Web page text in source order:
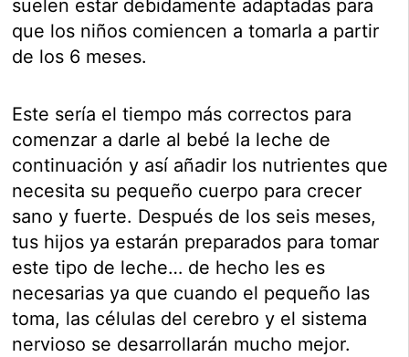
suelen estar debidamente adaptadas para
que los niños comiencen a tomarla a partir
de los 6 meses.
Este sería el tiempo más correctos para
comenzar a darle al bebé la leche de
continuación y así añadir los nutrientes que
necesita su pequeño cuerpo para crecer
sano y fuerte. Después de los seis meses,
tus hijos ya estarán preparados para tomar
este tipo de leche… de hecho les es
necesarias ya que cuando el pequeño las
toma, las células del cerebro y el sistema
nervioso se desarrollarán mucho mejor.